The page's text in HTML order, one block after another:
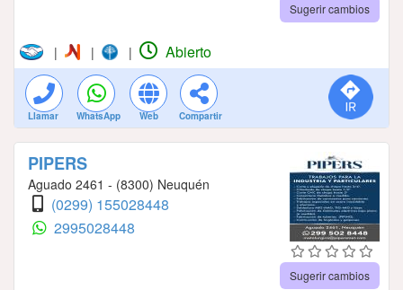
Sugerir cambios
| | | Abierto
Llamar WhatsApp Web Compartir
PIPERS
Aguado 2461 - (8300) Neuquén
(0299) 155028448
2995028448
Sugerir cambios